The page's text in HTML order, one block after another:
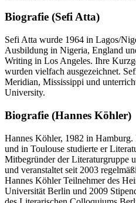
Biografie (Sefi Atta)
Sefi Atta wurde 1964 in Lagos/
Ausbildung in Nigeria, England
Writing in Los Angeles. Ihre
wurden vielfach ausgezeichnet.
Meridian, Mississippi und
University.
Biografie (Hannes Köhler)
Hannes Köhler, 1982 in
und in Toulouse studierte er
Mitbegründer der Literaturgruppe
und veranstaltet seit 2003
Hannes Köhler Teilnehmer des
Universität Berlin und 2009